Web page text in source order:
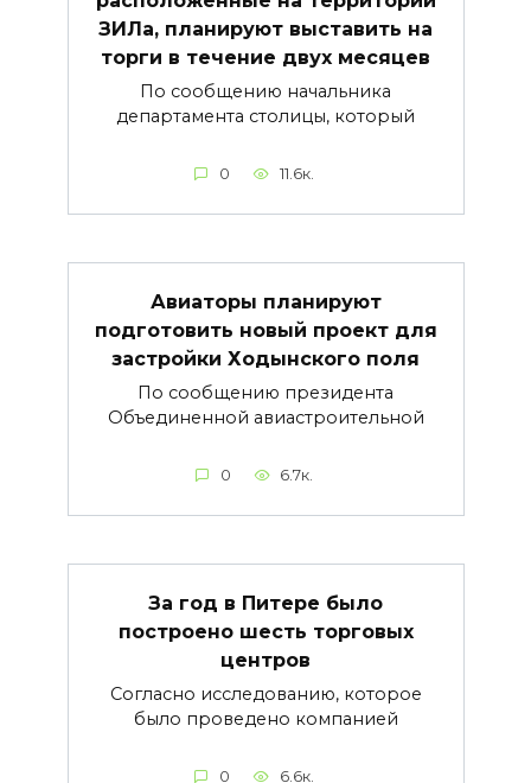
ЗИЛа, планируют выставить на
торги в течение двух месяцев
По сообщению начальника
департамента столицы, который
0 11.6к.
Авиаторы планируют
подготовить новый проект для
застройки Ходынского поля
По сообщению президента
Объединенной авиастроительной
0 6.7к.
За год в Питере было
построено шесть торговых
центров
Согласно исследованию, которое
было проведено компанией
0 6.6к.